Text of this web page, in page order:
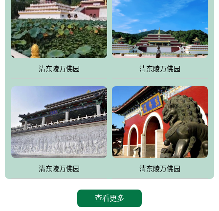
的墓地安葬、祭祀吊亡并结合旅游参观构成其主要使用功能；以苍
郁绚丽、优雅宜人的园林景观构成其外部形象。通过墓园建设与造
园手法相结合的默契操作，建成一处特色鲜明、服务周全、环境优
美、民族风格突出，与周边文物古迹交相呼应的极具吸引力的花园
式园林。
万佛园工程一期占地448亩，目前完成投资近12亿元人民币，园区采
用全仿古式建筑，寻求与世界文化遗产地清东陵的和谐统一，在园
区建设中寻求陵园建设与景区建设的有机融合，充分发挥独一无二
的地形优势，打造现代艺术园林，建设旅游景观、寺庙、酒店等综
合服务设施，服务于陵园经营，使企业的多元化经营项目相互依
托、相互促进，园区绿化覆盖率达90%。
设计建造各种墓地墓位3万个；主体建筑金宝塔，墓位容量8万个，
能适应不同消费阶层的需求，为客户提供墓碑设计制作服务、特色
清东陵万佛园 清东陵万佛园
清东陵万佛园 清东陵万佛园
查看更多